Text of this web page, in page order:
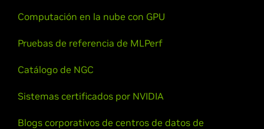
Computación en la nube con GPU
Pruebas de referencia de MLPerf
Catálogo de NGC
Sistemas certificados por NVIDIA
Blogs corporativos de centros de datos de